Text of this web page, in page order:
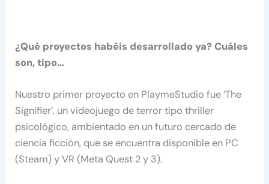
¿Qué proyectos habéis desarrollado ya? Cuáles
son, tipo…
Nuestro primer proyecto en PlaymeStudio fue ‘The
Signifier’, un videojuego de terror tipo thriller
psicológico, ambientado en un futuro cercado de
ciencia ficción, que se encuentra disponible en PC
(Steam) y VR (Meta Quest 2 y 3).